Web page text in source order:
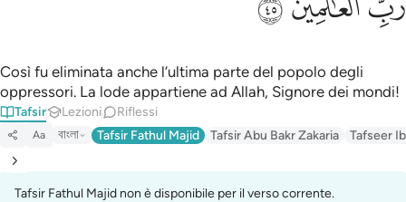
Così fu eliminata anche l’ultima parte del popolo degli
oppressori. La lode appartiene ad Allah, Signore dei mondi!
Tafsir Lezioni Riflessi
Aa বাংলা Tafsir Fathul Majid Tafsir Abu Bakr Zakaria Tafseer
Tafsir Fathul Majid non è disponibile per il verso corrente.